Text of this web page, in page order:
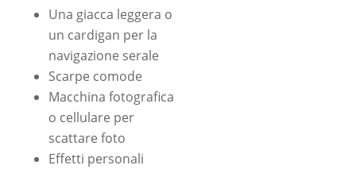
Una giacca leggera o
un cardigan per la
navigazione serale
Scarpe comode
Macchina fotografica
o cellulare per
scattare foto
Effetti personali